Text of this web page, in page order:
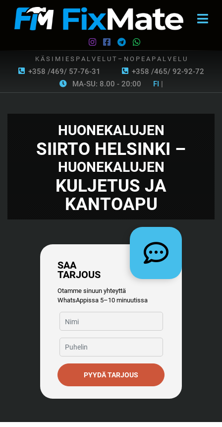
+358 /469/ 57-76-31 +358 /465/ 92-92-72
K Ä S I M I E S P A L V E L U T – N O P E A P A L V E L U
MA-SU: 8.00 - 20:00 FI |
HUONEKALUJEN
SIIRTO HELSINKI –
HUONEKALUJEN
KULJETUS JA
KANTOAPU
SAA
TARJOUS
Otamme sinuun yhteyttä
WhatsAppissa 5–10 minuutissa
PYYDÄ TARJOUS